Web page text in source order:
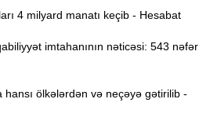
4 milyard manatı keçib - Hesabat
imtahanının nəticəsi: 543 nəfər
ölkələrdən və neçəyə gətirilib -